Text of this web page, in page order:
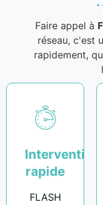
Faire appel à
réseau, c'est
rapidement,
Intervention
rapide
FLASH